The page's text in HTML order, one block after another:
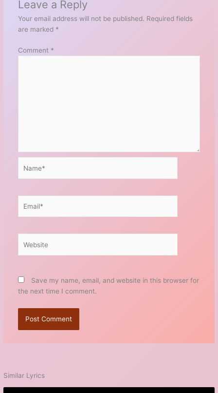
Leave a Reply
Your email address will not be published. Required fields
are marked *
Comment *
Save my name, email, and website in this browser for
the next time I comment.
Similar Lyrics